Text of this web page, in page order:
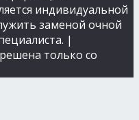
индивидуальной
заменой очной
|
только со